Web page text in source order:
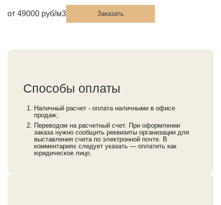
от 49000 руб/м3 Заказать
Способы оплаты
Наличный расчет - оплата наличными в офисе
продаж;
Переводом на расчетный счет. При оформлении
заказа нужно сообщить реквизиты организации для
выставления счета по электронной почте. В
комментариях следует указать — оплатить как
юридическое лицо.